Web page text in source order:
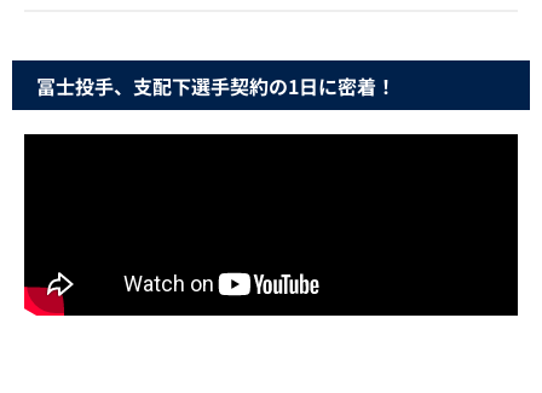
冨士投手、支配下選手契約の1日に密着！